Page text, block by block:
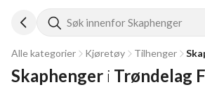
Søk innenfor Skaphenger
Alle kategorier Kjøretøy Tilhenger
Skaphenger i Trøndelag